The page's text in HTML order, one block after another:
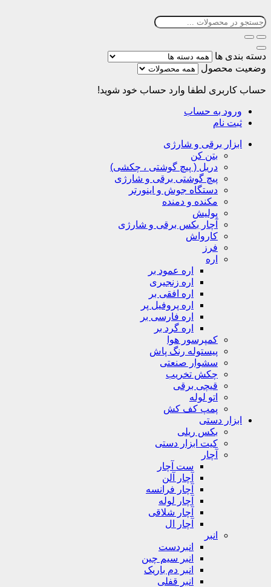
دسته بندی ها
وضعیت محصول
حساب کاربری لطفا وارد حساب خود شوید!
ورود به حساب
ثبت نام
ابزار برقی و شارژی
بتن کن
دریل ( پیچ گوشتی ، چکشی)
پیچ گوشتی برقی و شارژی
دستگاه جوش و اینورتر
مکنده و دمنده
پولیش
آچار بکس برقی و شارژی
کارواش
فرز
اره
اره عمود بر
اره زنجیری
اره افقی بر
اره پروفیل پر
اره فارسی بر
اره گرد بر
کمپرسور هوا
پیستوله رنگ پاش
سشوار صنعتی
چکش تخریب
قیچی برقی
اتو لوله
پمپ کف کش
ابزار دستی
بکس ریلی
کیت ابزار دستی
آچار
ست آچار
آچار آلن
آچار فرانسه
آچار لوله
آچار شلاقی
آچار ال
انبر
انبردست
انبر سیم چین
انبر دم باریک
انبر قفلی